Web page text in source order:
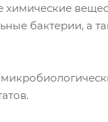
бактерии, а